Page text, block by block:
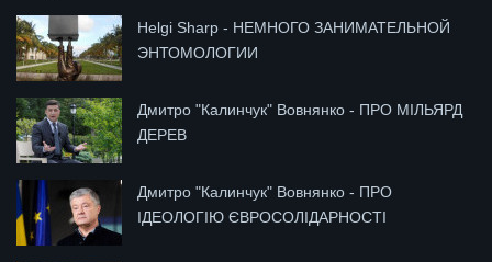
Helgi Sharp - НЕМНОГО ЗАНИМАТЕЛЬНОЙ
ЭНТОМОЛОГИИ
Дмитро "Калинчук" Вовнянко - ПРО МІЛЬЯРД
ДЕРЕВ
Дмитро "Калинчук" Вовнянко - ПРО
ІДЕОЛОГІЮ ЄВРОСОЛІДАРНОСТІ